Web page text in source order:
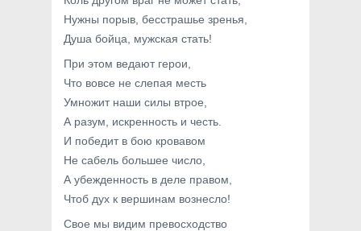
Нужны порыв, бесстрашье зренья,
Душа бойца, мужская стать!
При этом ведают герои,
Что вовсе не слепая месть
Умножит наши силы втрое,
А разум, искренность и честь.
И победит в бою кровавом
Не сабель большее число,
А убежденность в деле правом,
Чтоб дух к вершинам вознесло!
Свое мы видим превосходство